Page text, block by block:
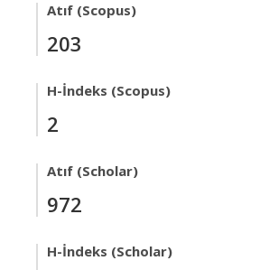
Atıf (Scopus)
203
H-İndeks (Scopus)
2
Atıf (Scholar)
972
H-İndeks (Scholar)